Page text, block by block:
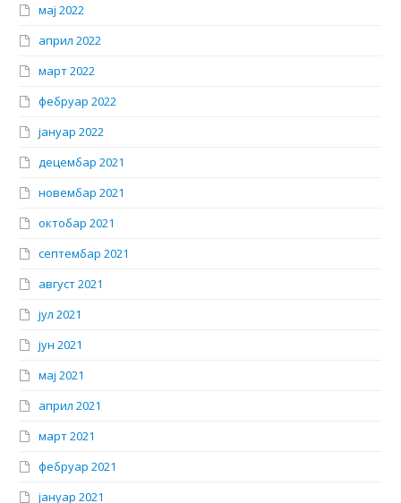
мај 2022
април 2022
март 2022
фебруар 2022
јануар 2022
децембар 2021
новембар 2021
октобар 2021
септембар 2021
август 2021
јул 2021
јун 2021
мај 2021
април 2021
март 2021
фебруар 2021
јануар 2021